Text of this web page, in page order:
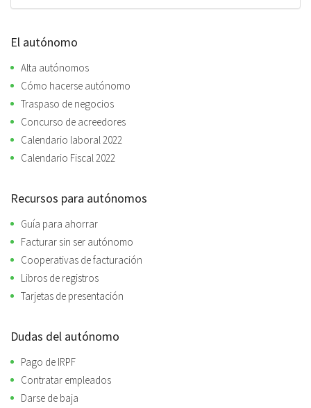
El autónomo
Alta autónomos
Cómo hacerse autónomo
Traspaso de negocios
Concurso de acreedores
Calendario laboral 2022
Calendario Fiscal 2022
Recursos para autónomos
Guía para ahorrar
Facturar sin ser autónomo
Cooperativas de facturación
Libros de registros
Tarjetas de presentación
Dudas del autónomo
Pago de IRPF
Contratar empleados
Darse de baja